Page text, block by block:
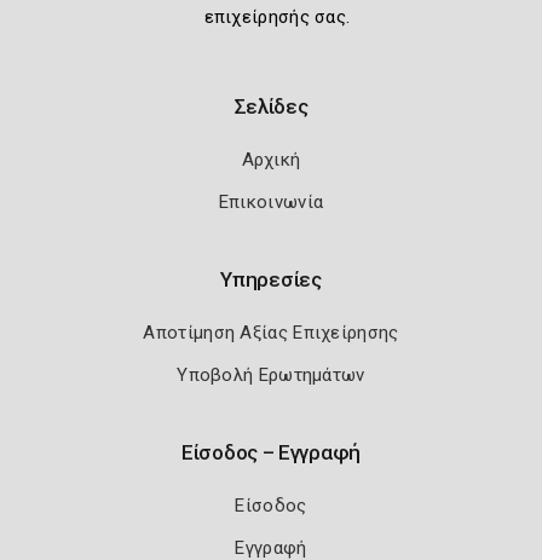
επιχείρησής σας.
Σελίδες
Αρχική
Επικοινωνία
Υπηρεσίες
Αποτίμηση Αξίας Επιχείρησης
Υποβολή Ερωτημάτων
Είσοδος – Εγγραφή
Είσοδος
Εγγραφή